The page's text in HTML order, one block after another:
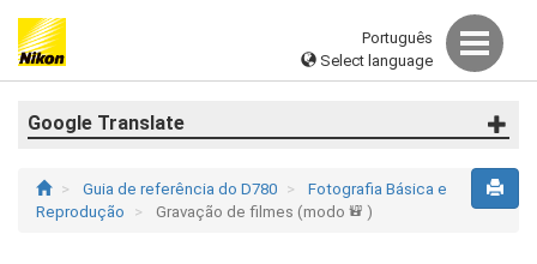
Português
Select language
Google Translate
Guia de referência do D780
Fotografia Básica e
Reprodução
Gravação de filmes (modo b )